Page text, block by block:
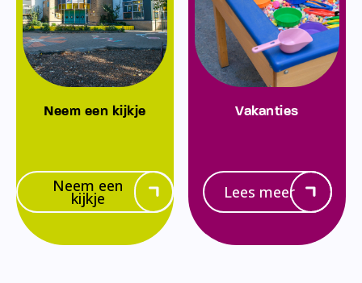
Neem een kijkje
Neem een
kijkje
Vakanties
Lees meer